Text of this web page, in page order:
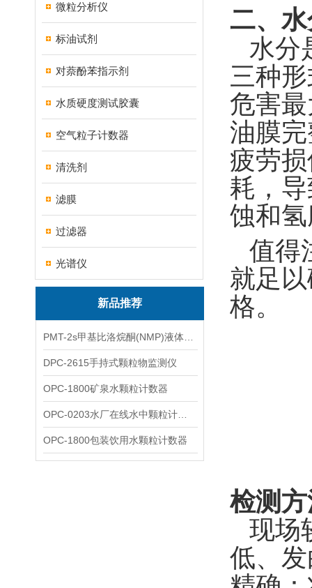
微粒分析仪
标油试剂
对萘酚苯指示剂
水质硬度测试胶囊
空气粒子计数器
清洗剂
滤膜
过滤器
光谱仪
新品推荐
DPC-2615手持式颗粒物监测仪
OPC-1800矿泉水颗粒计数器
OPC-1800包装饮用水颗粒计数器
二、
水分
三种
危害
油膜
疲劳
耗，
蚀和
值得
就足
格。
检测
现场
低、